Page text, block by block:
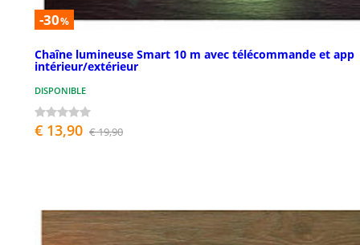
-30%
Chaîne lumineuse Smart 10 m avec télécommande et app
intérieur/extérieur
DISPONIBLE
€ 13,90 € 19,90